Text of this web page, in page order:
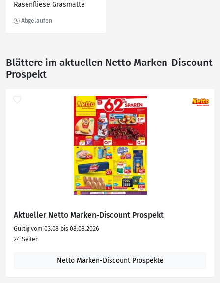
Rasenfliese Grasmatte
Balkon/Terrasse 11x je
Blättere im aktuellen Netto Marken-Discount
Prospekt
Aktueller Netto Marken-Discount Prospekt
Gültig vom 03.08 bis 08.08.2026
24 Seiten
Netto Marken-Discount Prospekte